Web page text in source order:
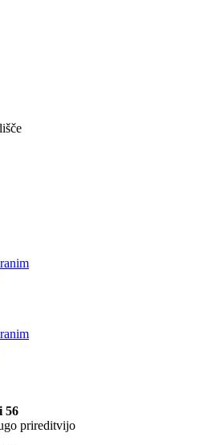
56
prireditvijo